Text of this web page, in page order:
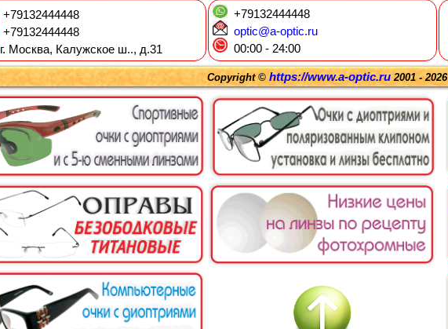
+79132444448
+79132444448
г. Москва, Калужское ш.., д.31
+79132444448
optic@a-optic.ru
00:00 - 24:00
Copyright © https://www.a-optic.ru 2001 - 2026